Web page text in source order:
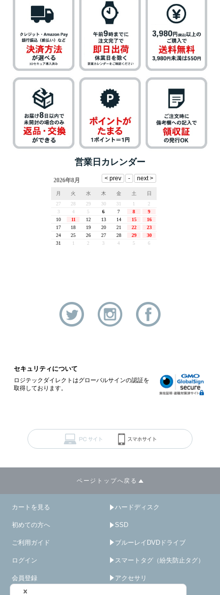
営業日カレンダー
セキュリティについて
ロジテックダイレクトはグローバルサインの認証を
取得しております。
ページトップへ戻る
カートを見る
初めての方へ
ご利用ガイド
ログイン
会員登録
ハードディスク
SSD
ブルーレイDVDドライブ
スマートタグ（紛失防止タグ）
アクセサリ